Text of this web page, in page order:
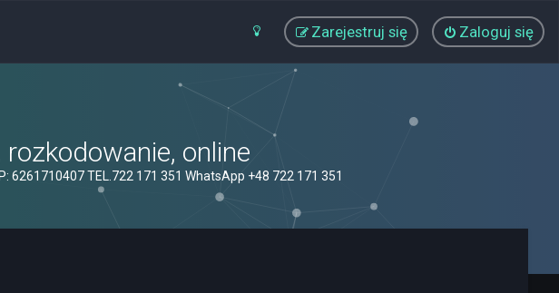
Zaloguj się
Zarejestruj się
rozkodowanie, online
6261710407 TEL.722 171 351 WhatsApp +48 722 171 351